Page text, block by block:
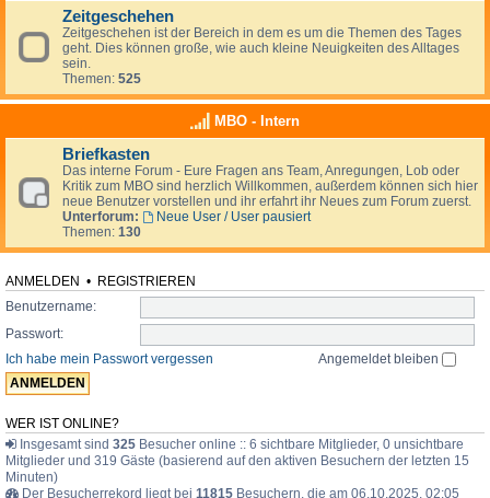
Zeitgeschehen
Zeitgeschehen ist der Bereich in dem es um die Themen des Tages
geht. Dies können große, wie auch kleine Neuigkeiten des Alltages
sein.
Themen: 525
MBO - Intern
Briefkasten
Das interne Forum - Eure Fragen ans Team, Anregungen, Lob oder
Kritik zum MBO sind herzlich Willkommen, außerdem können sich hier
neue Benutzer vorstellen und ihr erfahrt ihr Neues zum Forum zuerst.
Unterforum:
Neue User / User pausiert
Themen: 130
ANMELDEN • REGISTRIEREN
Benutzername:
Passwort:
Ich habe mein Passwort vergessen
Angemeldet bleiben
WER IST ONLINE?
Insgesamt sind 325 Besucher online :: 6 sichtbare Mitglieder, 0 unsichtbare
Mitglieder und 319 Gäste (basierend auf den aktiven Besuchern der letzten 15
Minuten)
Der Besucherrekord liegt bei 11815 Besuchern, die am 06.10.2025, 02:05